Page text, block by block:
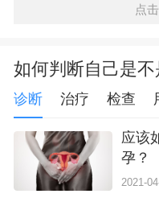
点
如何判断自己是
诊断 治疗 检查
应该
孕？
2021-